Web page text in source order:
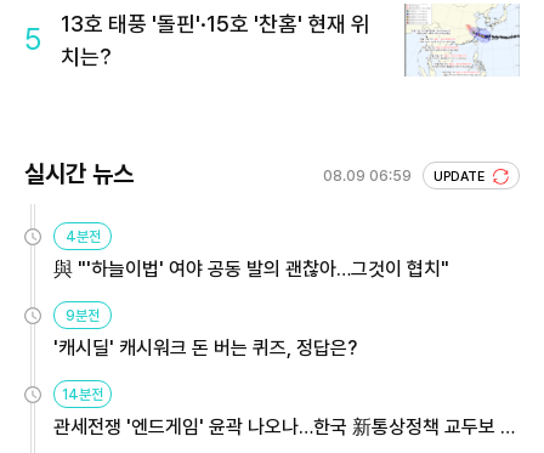
5
13호 태풍 '돌핀'·15호 '찬홈' 현재 위
치는?
실시간 뉴스 08.09 06:59 UPDATE
4분전
與 "'하늘이법' 여야 공동 발의 괜찮아…그것이 협치"
9분전
'캐시딜' 캐시워크 돈 버는 퀴즈, 정답은?
14분전
관세전쟁 '엔드게임' 윤곽 나오나…한국 新통상정책 교두보 활